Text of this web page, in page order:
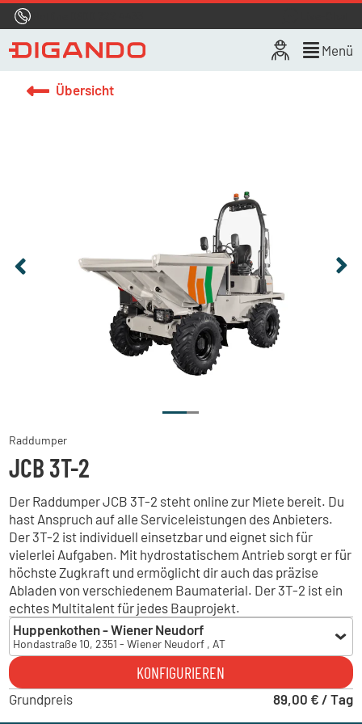
Menü
Übersicht
Raddumper
JCB 3T-2
Der Raddumper JCB 3T-2 steht online zur Miete bereit. Du
hast Anspruch auf alle Serviceleistungen des Anbieters.
Der 3T-2 ist individuell einsetzbar und eignet sich für
vielerlei Aufgaben. Mit hydrostatischem Antrieb sorgt er für
höchste Zugkraft und ermöglicht dir auch das präzise
Abladen von verschiedenem Baumaterial. Der 3T-2 ist ein
echtes Multitalent für jedes Bauprojekt.
Huppenkothen - Wiener Neudorf
Hondastraße 10, 2351 - Wiener Neudorf , AT
Huppenkothen - Wiener Neudorf
Hondastraße 10, 2351 - Wiener Neudorf , AT
Huppenkothen - Dobl
KONFIGURIEREN
Grundpreis 89,00 € / Tag